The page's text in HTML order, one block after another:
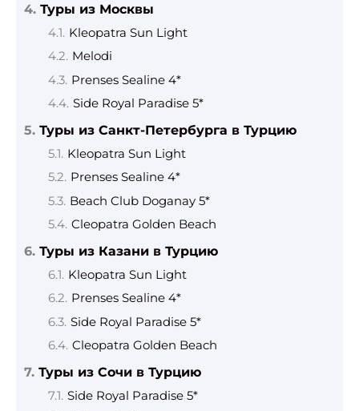
Туры из Москвы
Kleopatra Sun Light
Melodi
Prenses Sealine 4*
Side Royal Paradise 5*
Туры из Санкт-Петербурга в Турцию
Kleopatra Sun Light
Prenses Sealine 4*
Beach Club Doganay 5*
Cleopatra Golden Beach
Туры из Казани в Турцию
Kleopatra Sun Light
Prenses Sealine 4*
Side Royal Paradise 5*
Cleopatra Golden Beach
Туры из Сочи в Турцию
Side Royal Paradise 5*